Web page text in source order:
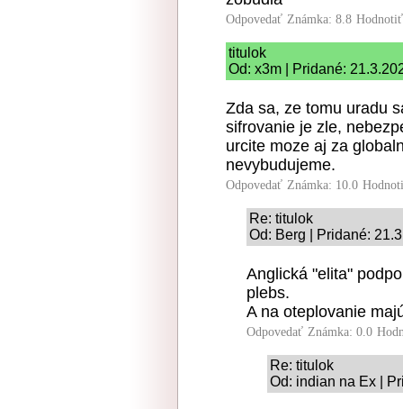
Odpovedať Známka: 8.8
titulok
Od: x3m | Pridané:
Zda sa, ze tomu uradu
sifrovanie je zle,
urcite moze aj za
nevybudujeme.
Odpovedať Známka: 10.0
Re: titulok
Od: Berg | Pridané:
Anglická "elita"
plebs.
A na oteplovanie
Odpovedať Známka: 0.0
Re: titulok
Od: indian na Ex |